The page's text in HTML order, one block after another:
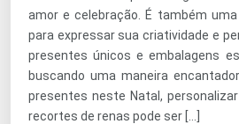
amor e celebração. É também
para expressar sua criatividade e
presentes únicos e embalagens
buscando uma maneira
presentes neste Natal,
recortes de renas pode ser […]